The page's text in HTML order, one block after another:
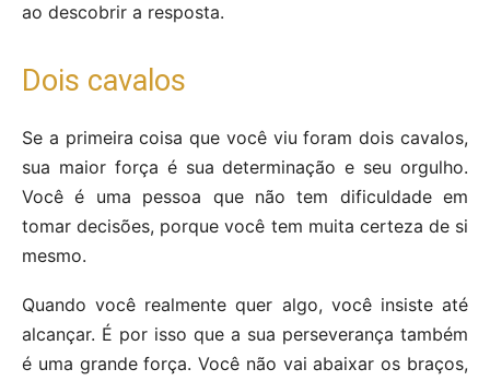
ao descobrir a resposta.
Dois cavalos
Se a primeira coisa que você viu foram dois cavalos,
sua maior força é sua determinação e seu orgulho.
Você é uma pessoa que não tem dificuldade em
tomar decisões, porque você tem muita certeza de si
mesmo.
Quando você realmente quer algo, você insiste até
alcançar. É por isso que a sua perseverança também
é uma grande força. Você não vai abaixar os braços,